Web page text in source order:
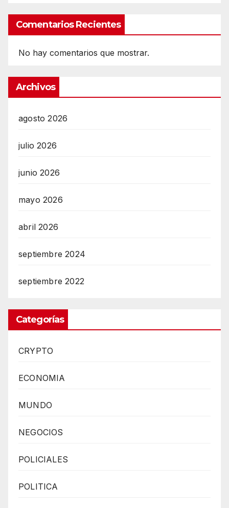
Comentarios Recientes
No hay comentarios que mostrar.
Archivos
agosto 2026
julio 2026
junio 2026
mayo 2026
abril 2026
septiembre 2024
septiembre 2022
Categorías
CRYPTO
ECONOMIA
MUNDO
NEGOCIOS
POLICIALES
POLITICA